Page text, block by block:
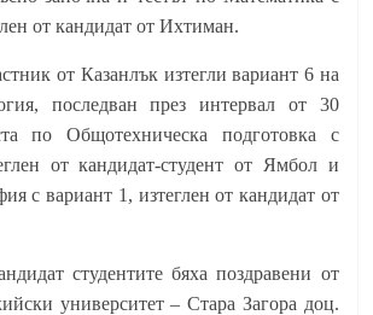
от кандидат от Ихтиман.
от Казанлък изтегли вариант 6 на
последван през интервал от 30
по Общотехническа подготовка с
от кандидат-студент от Ямбол и
с вариант 1, изтеглен от кандидат от
студентите бяха поздравени от
университет – Стара Загора доц.